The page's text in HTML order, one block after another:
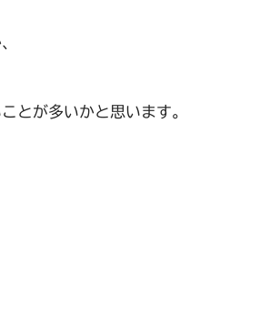
とが多いかと思います。